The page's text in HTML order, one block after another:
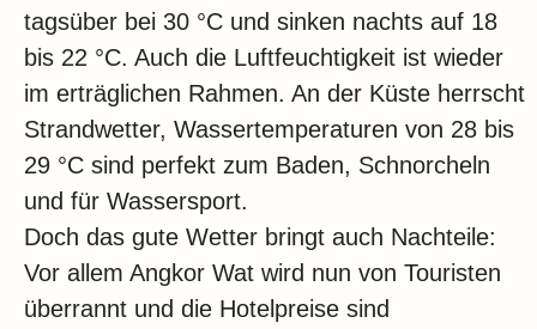
tagsüber bei 30 °C und sinken nachts auf 18
bis 22 °C. Auch die Luftfeuchtigkeit ist wieder
im erträglichen Rahmen. An der Küste herrscht
Strandwetter, Wassertemperaturen von 28 bis
29 °C sind perfekt zum Baden, Schnorcheln
und für Wassersport.
Doch das gute Wetter bringt auch Nachteile:
Vor allem Angkor Wat wird nun von Touristen
überrannt und die Hotelpreise sind